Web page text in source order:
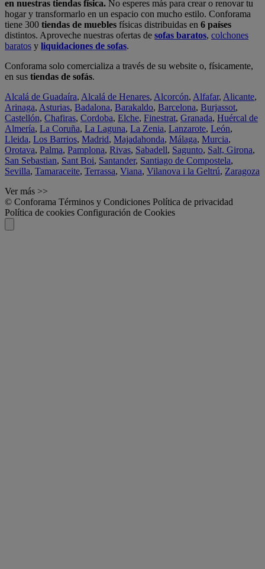
en nuestras tiendas física. No esperes más para crear o renovar tu
hogar y transformarlo en un espacio con mucho estilo. Conforama
tiene 300 tiendas de muebles físicas distribuidas en 6 países
distintos. Aproveche nuestras ofertas de sofas baratos, colchones
baratos y liquidaciones de sofas.
Conforama solo comercializa a través de su website o, físicamente,
en sus tiendas de sofás.
Alcalá de Guadaíra, Alcalá de Henares, Alcorcón, Alfafar, Alicante,
Arinaga, Asturias, Badalona, Barakaldo, Barcelona, Burjassot,
Castellón, Chafiras, Cordoba, Elche, Finestrat, Granada, Huércal de
Almería, La Coruña, La Laguna, La Zenia, Lanzarote, León,
Lleida, Los Barrios, Madrid, Majadahonda, Málaga, Murcia,
Orotava, Palma, Pamplona, Rivas, Sabadell, Sagunto, Salt, Girona,
San Sebastian, Sant Boi, Santander, Santiago de Compostela,
Sevilla, Tamaraceite, Terrassa, Viana, Vilanova i la Geltrú, Zaragoza
Ver más >>
© Conforama Términos y Condiciones Política de privacidad
Política de cookies Configuración de Cookies